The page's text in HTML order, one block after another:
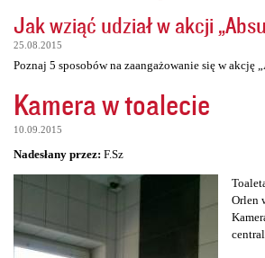
Jak wziąć udział w akcji
25.08.2015
Poznaj 5 sposobów na zaangażowanie się w akcję
Kamera w toalecie
10.09.2015
Nadesłany przez: F.Sz
Orlen